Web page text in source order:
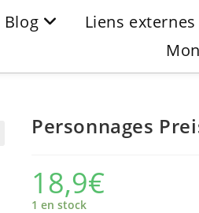
Blog Liens externes
Personnages
18,9€
1 en stock